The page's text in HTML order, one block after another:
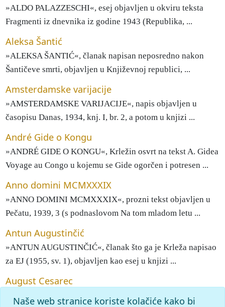
»ALDO PALAZZESCHI«, esej objavljen u okviru teksta
Fragmenti iz dnevnika iz godine 1943 (Republika, ...
Aleksa Šantić
»ALEKSA ŠANTIĆ«, članak napisan neposredno nakon
Šantičeve smrti, objavljen u Književnoj republici, ...
Amsterdamske varijacije
»AMSTERDAMSKE VARIJACIJE«, napis objavljen u
časopisu Danas, 1934, knj. I, br. 2, a potom u knjizi ...
André Gide o Kongu
»ANDRÉ GIDE O KONGU«, Krležin osvrt na tekst A. Gidea
Voyage au Congo u kojemu se Gide ogorčen i potresen ...
Anno domini MCMXXXIX
»ANNO DOMINI MCMXXXIX«, prozni tekst objavljen u
Pečatu, 1939, 3 (s podnaslovom Na tom mladom letu ...
Antun Augustinčić
»ANTUN AUGUSTINČIĆ«, članak što ga je Krleža napisao
za EJ (1955, sv. 1), objavljen kao esej u knjizi ...
August Cesarec
Naše web stranice koriste kolačiće kako bi